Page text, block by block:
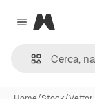
Close menu
Magnific